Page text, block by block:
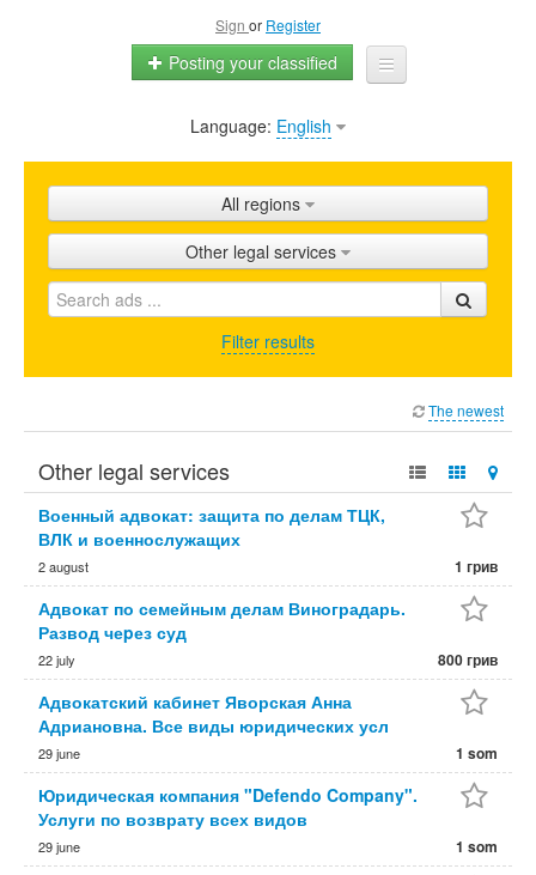
Sign or Register
Posting your classified
Home
Shops
Promotion
FAQ
Language: English
All regions
Other legal services
Filter results
The newest
Other legal services
Военный адвокат: защита по делам ТЦК,
ВЛК и военнослужащих
2 august 1 грив
Адвокат по семейным делам Виноградарь.
Развод чеpез суд
22 july 800 грив
Адвокатский кабинет Яворская Анна
Адриановна. Все виды юридических усл
29 june 1 som
Юридическая компания "Defendo Company".
Услуги по возврату всех видов
29 june 1 som